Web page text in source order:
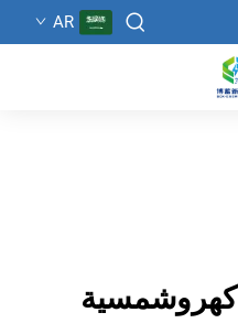
AR
كهروشمسية